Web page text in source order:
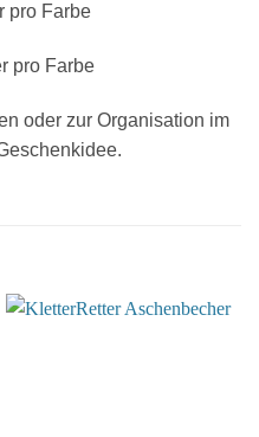
pro Farbe
pro Farbe
oder zur Organisation im